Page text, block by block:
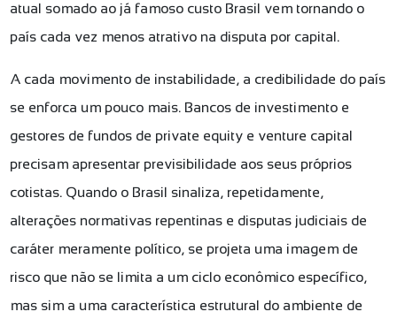
atual somado ao já famoso custo Brasil vem tornando o
país cada vez menos atrativo na disputa por capital.
A cada movimento de instabilidade, a credibilidade do país
se enforca um pouco mais. Bancos de investimento e
gestores de fundos de private equity e venture capital
precisam apresentar previsibilidade aos seus próprios
cotistas. Quando o Brasil sinaliza, repetidamente,
alterações normativas repentinas e disputas judiciais de
caráter meramente político, se projeta uma imagem de
risco que não se limita a um ciclo econômico específico,
mas sim a uma característica estrutural do ambiente de